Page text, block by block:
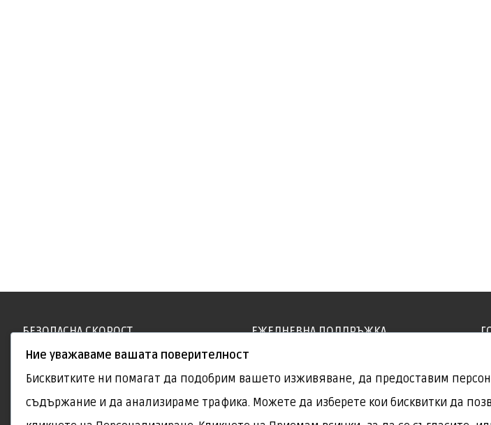
БЕЗОПАСНА СКОРОСТ ЕЖЕДНЕВНА ПОДДРЪЖКА
Ние уважаваме вашата поверителност
Бисквитките ни помагат да подобрим вашето изживяване, да предоставим
съдържание и да анализираме трафика. Можете да изберете кои бисквитки да